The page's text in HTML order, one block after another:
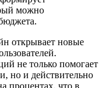
можно
открывает новые
не только помогает
но и действительно
процентах, что в